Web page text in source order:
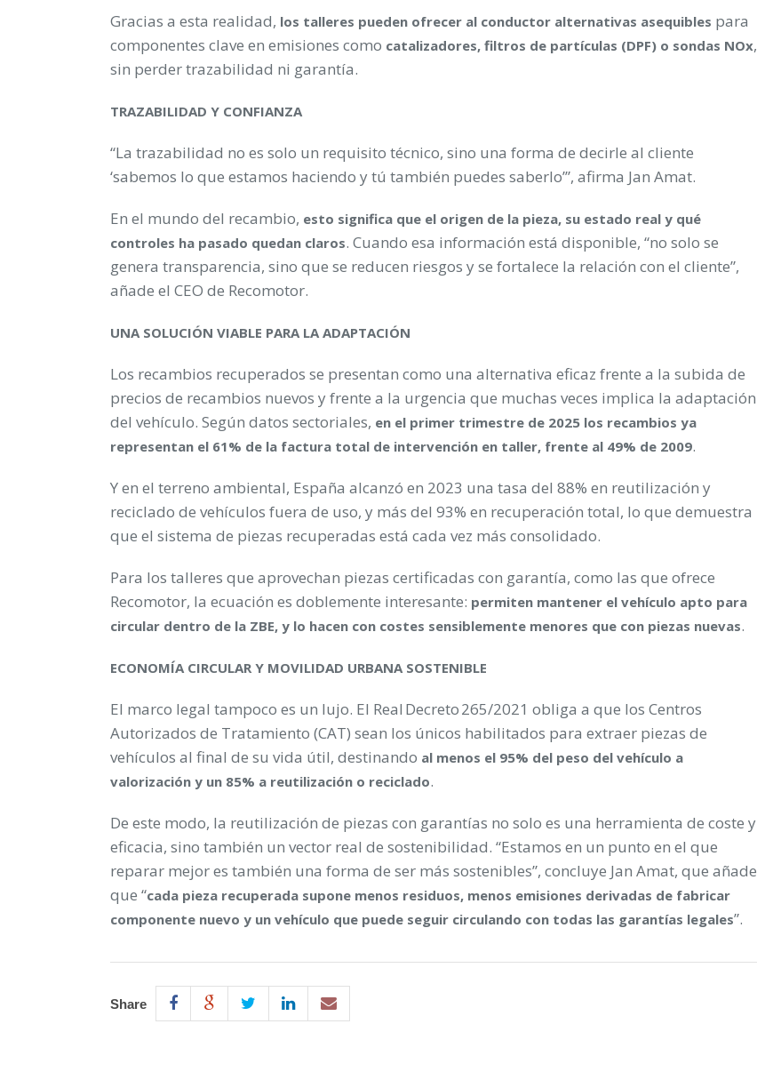
Gracias a esta realidad, los talleres pueden ofrecer al conductor alternativas asequibles para
componentes clave en emisiones como catalizadores, filtros de partículas (DPF) o sondas NOx,
sin perder trazabilidad ni garantía.
TRAZABILIDAD Y CONFIANZA
“La trazabilidad no es solo un requisito técnico, sino una forma de decirle al cliente
‘sabemos lo que estamos haciendo y tú también puedes saberlo’”, afirma Jan Amat.
En el mundo del recambio, esto significa que el origen de la pieza, su estado real y qué
controles ha pasado quedan claros. Cuando esa información está disponible, “no solo se
genera transparencia, sino que se reducen riesgos y se fortalece la relación con el cliente”,
añade el CEO de Recomotor.
UNA SOLUCIÓN VIABLE PARA LA ADAPTACIÓN
Los recambios recuperados se presentan como una alternativa eficaz frente a la subida de
precios de recambios nuevos y frente a la urgencia que muchas veces implica la adaptación
del vehículo. Según datos sectoriales, en el primer trimestre de 2025 los recambios ya
representan el 61% de la factura total de intervención en taller, frente al 49% de 2009.
Y en el terreno ambiental, España alcanzó en 2023 una tasa del 88% en reutilización y
reciclado de vehículos fuera de uso, y más del 93% en recuperación total, lo que demuestra
que el sistema de piezas recuperadas está cada vez más consolidado.
Para los talleres que aprovechan piezas certificadas con garantía, como las que ofrece
Recomotor, la ecuación es doblemente interesante: permiten mantener el vehículo apto para
circular dentro de la ZBE, y lo hacen con costes sensiblemente menores que con piezas nuevas.
ECONOMÍA CIRCULAR Y MOVILIDAD URBANA SOSTENIBLE
El marco legal tampoco es un lujo. El Real Decreto 265/2021 obliga a que los Centros
Autorizados de Tratamiento (CAT) sean los únicos habilitados para extraer piezas de
vehículos al final de su vida útil, destinando al menos el 95% del peso del vehículo a
valorización y un 85% a reutilización o reciclado.
De este modo, la reutilización de piezas con garantías no solo es una herramienta de coste y
eficacia, sino también un vector real de sostenibilidad. “Estamos en un punto en el que
reparar mejor es también una forma de ser más sostenibles”, concluye Jan Amat, que añade
que “cada pieza recuperada supone menos residuos, menos emisiones derivadas de fabricar
componente nuevo y un vehículo que puede seguir circulando con todas las garantías legales”.
Share